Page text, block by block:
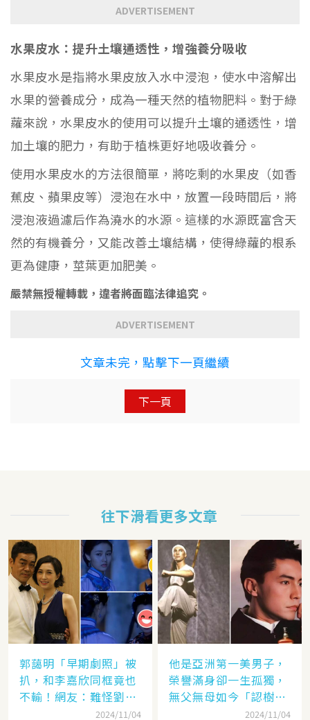
ADVERTISEMENT
水果皮水：提升土壤通透性，增強養分吸收
水果皮水是指將水果皮放入水中浸泡，使水中溶解出
水果的營養成分，成為一種天然的植物肥料。對于綠
蘿來說，水果皮水的使用可以提升土壤的通透性，增
加土壤的肥力，有助于植株更好地吸收養分。
使用水果皮水的方法很簡單，將吃剩的水果皮（如香
蕉皮、蘋果皮等）浸泡在水中，放置一段時間后，將
浸泡液過濾后作為澆水的水源。這樣的水源既富含天
然的有機養分，又能改善土壤結構，使得綠蘿的根系
更為健康，莖葉更加肥美。
嚴禁無授權轉載，違者將面臨法律追究。
ADVERTISEMENT
文章未完，點擊下一頁繼續
下一頁
往下滑看更多文章
郭藹明「早期劇照」被
扒，和李嘉欣同框竟也
不輸！網友：難怪劉青
2024/11/04
他是亞洲第一美男子，
榮譽滿身卻一生孤獨，
無父無母如今「認樹為
祖父母」：太凄涼2024/11/04